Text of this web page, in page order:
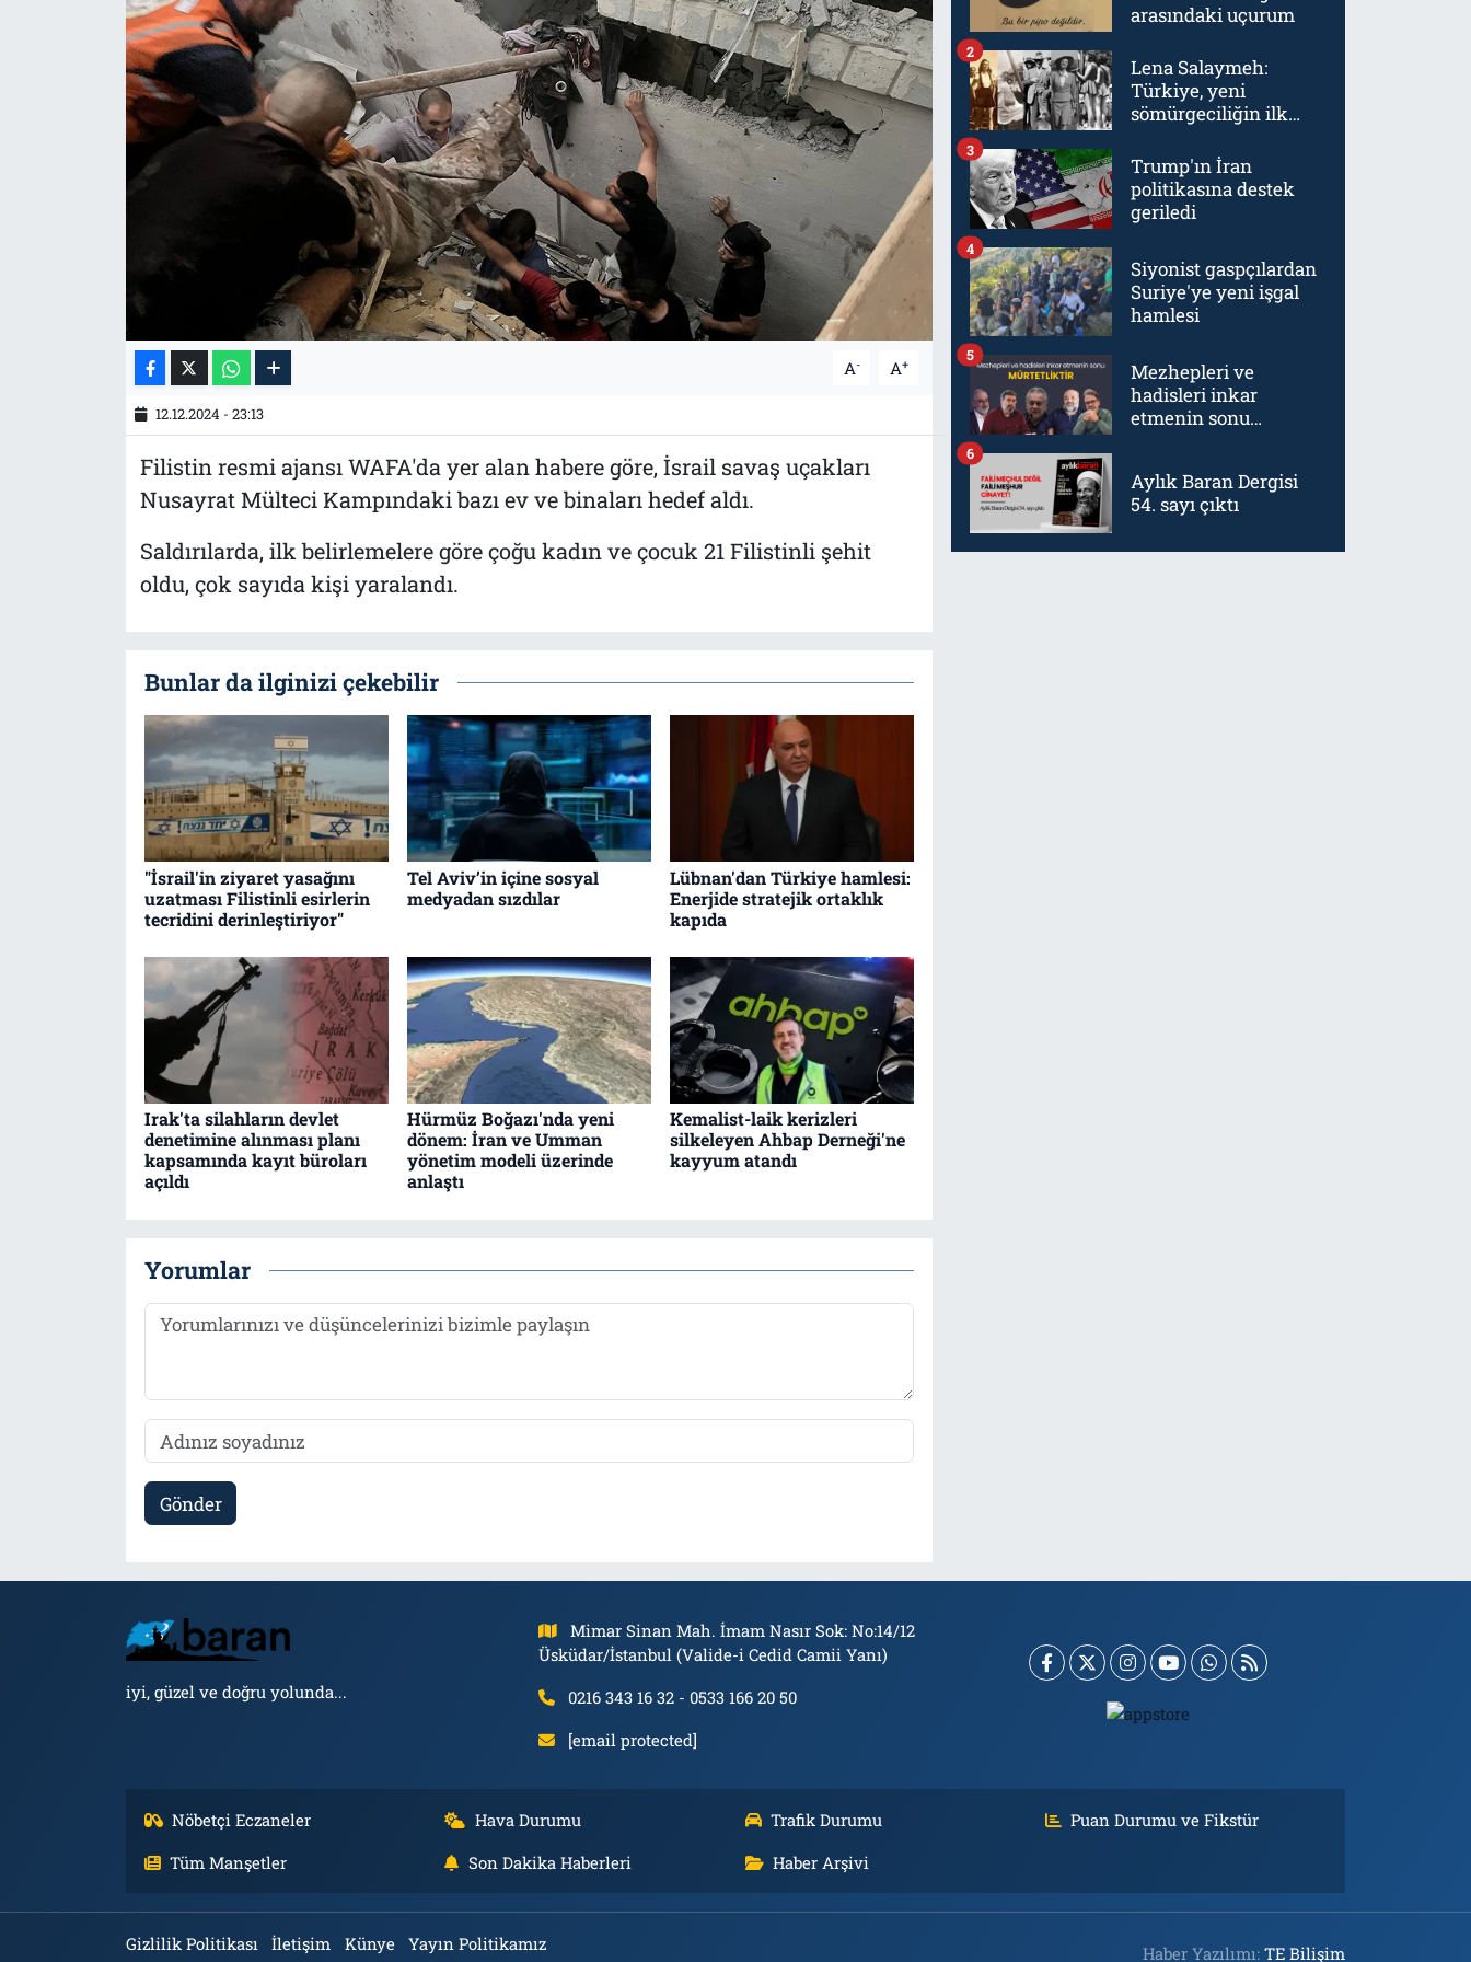
A- A+
12.12.2024 - 23:13
Filistin resmi ajansı WAFA'da yer alan habere göre, İsrail savaş uçakları
Nusayrat Mülteci Kampındaki bazı ev ve binaları hedef aldı.
Saldırılarda, ilk belirlemelere göre çoğu kadın ve çocuk 21 Filistinli şehit
oldu, çok sayıda kişi yaralandı.
Bunlar da ilginizi çekebilir
"İsrail'in ziyaret yasağını
uzatması Filistinli esirlerin
tecridini derinleştiriyor"
Tel Aviv’in içine sosyal
medyadan sızdılar
Lübnan'dan Türkiye hamlesi:
Enerjide stratejik ortaklık
kapıda
Irak'ta silahların devlet
denetimine alınması planı
kapsamında kayıt büroları
açıldı
Hürmüz Boğazı'nda yeni
dönem: İran ve Umman
yönetim modeli üzerinde
anlaştı
Kemalist-laik kerizleri
silkeleyen Ahbap Derneği'ne
kayyum atandı
Yorumlar
Gönder
arasındaki uçurum
Lena Salaymeh:
Türkiye, yeni
sömürgeciliğin ilk
2
Trump'ın İran
politikasına destek
geriledi
3
Siyonist gaspçılardan
Suriye'ye yeni işgal
hamlesi
4
Mezhepleri ve
hadisleri inkar
etmenin sonu
5
Aylık Baran Dergisi
54. sayı çıktı
6
iyi, güzel ve doğru yolunda...
Mimar Sinan Mah. İmam Nasır Sok: No:14/12
Üsküdar/İstanbul (Valide-i Cedid Camii Yanı)
0216 343 16 32 - 0533 166 20 50
[email protected]
Nöbetçi Eczaneler Hava Durumu Trafik Durumu
Puan Durumu ve Fikstür
Tüm Manşetler
Son Dakika Haberleri Haber Arşivi
Gizlilik Politikası İletişim Künye Yayın Politikamız Haber Yazılımı:TE Bilişim
İletişim